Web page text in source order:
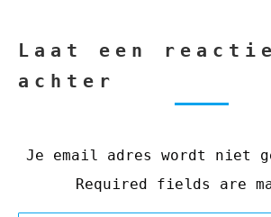
Laat een reactie
achter
Je email adres wordt niet
Required fields are